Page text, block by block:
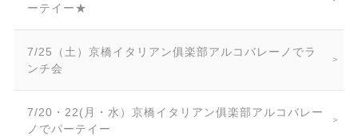
ーテイー★
7/25（土）京橋イタリアン俱楽部アルコバレーノでラ
ンチ会
7/20・22(月・水）京橋イタリアン俱楽部アルコバレー
ノでパーテイー